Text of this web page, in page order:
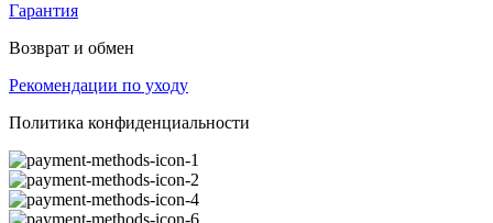
Гарантия
Возврат и обмен
Рекомендации по уходу
Политика конфиденциальности